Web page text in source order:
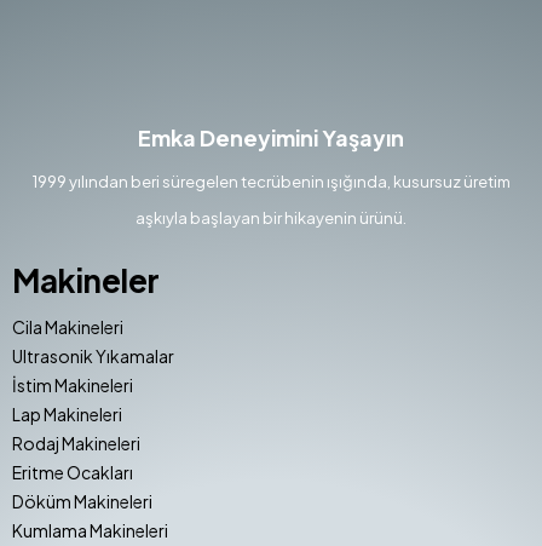
Emka Deneyimini Yaşayın
1999 yılından beri süregelen tecrübenin ışığında, kusursuz üretim
aşkıyla başlayan bir hikayenin ürünü.
Makineler
Cila Makineleri
Ultrasonik Yıkamalar
İstim Makineleri
Lap Makineleri
Rodaj Makineleri
Eritme Ocakları
Döküm Makineleri
Kumlama Makineleri